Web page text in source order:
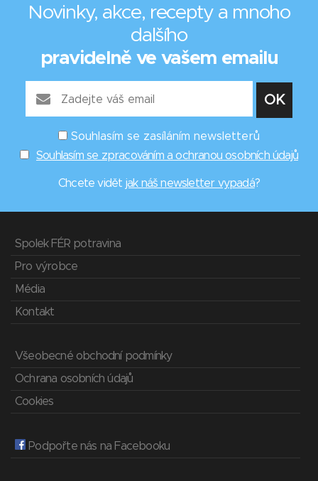
Novinky, akce, recepty a mnoho
dalšího
pravidelně ve vašem emailu
Souhlasím se zasíláním newsletterů
Souhlasím se zpracováním a ochranou osobních údajů
Chcete vidět jak náš newsletter vypadá?
Spolek FÉR potravina
Pro výrobce
Média
Kontakt
Všeobecné obchodní podmínky
Ochrana osobních údajů
Cookies
Podpořte nás na Facebooku